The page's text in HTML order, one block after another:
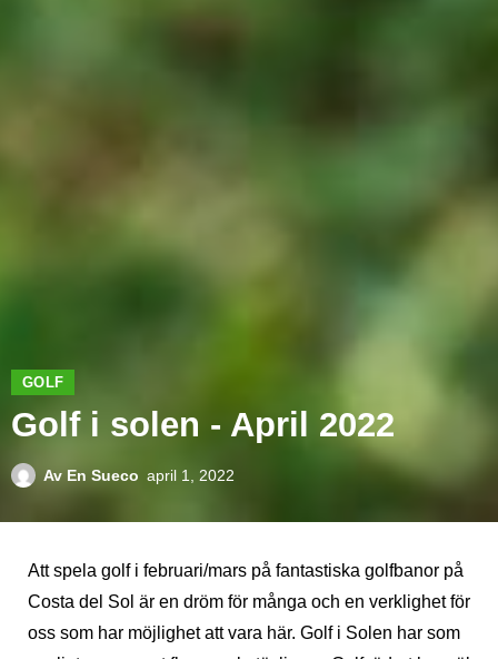
GOLF
Golf i solen - April 2022
Av En Sueco april 1, 2022
Att spela golf i februari/mars på fantastiska golfbanor på
Costa del Sol är en dröm för många och en verklighet för
oss som har möjlighet att vara här. Golf i Solen har som